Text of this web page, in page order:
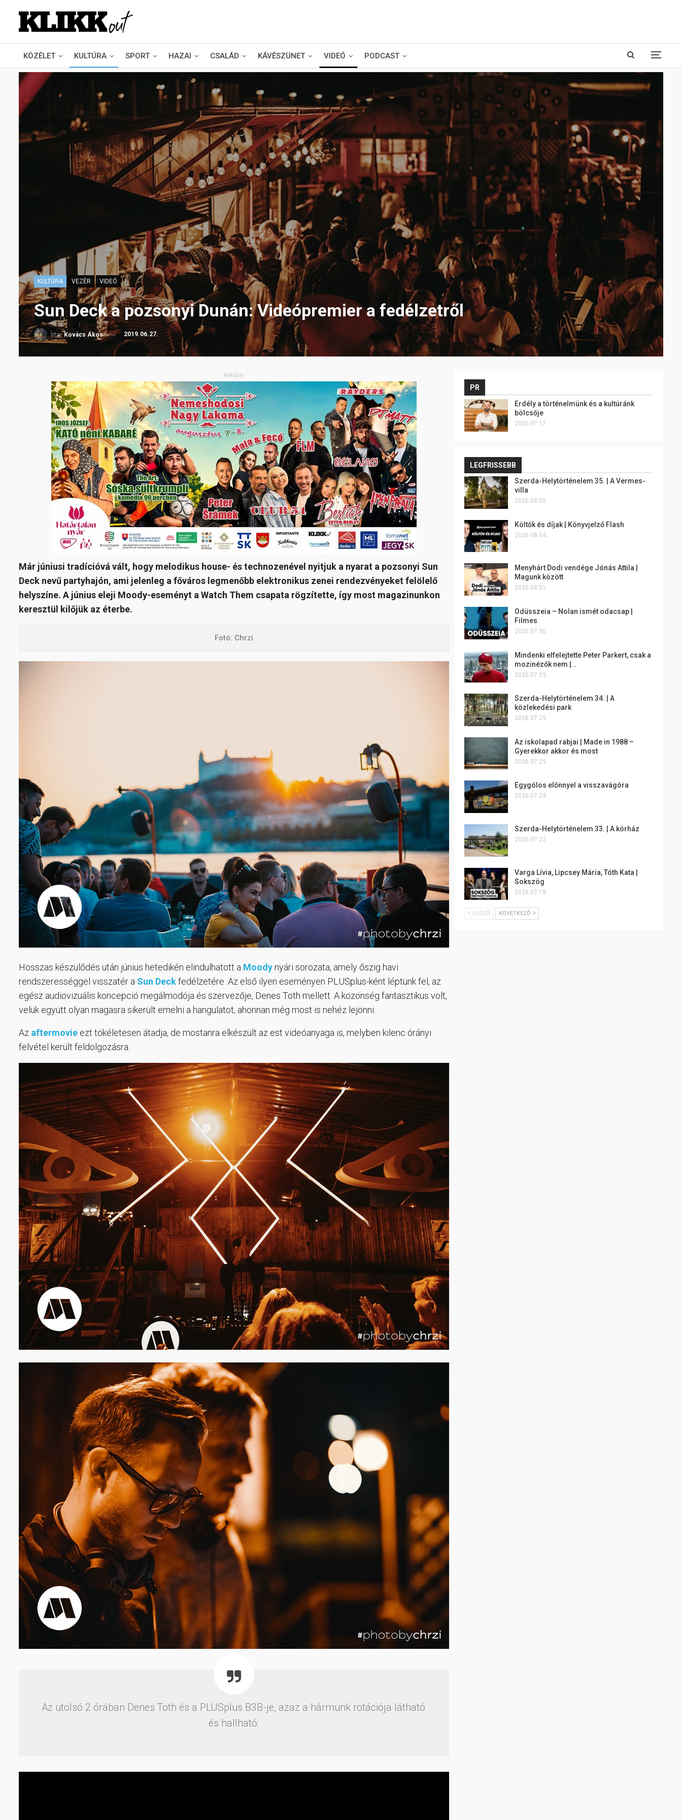
KÖZÉLET KULTÚRA SPORT HAZAI CSALÁD KÁVÉSZÜNET VIDEÓ PODCAST
KULTÚRA VEZÉR VIDEÓ
Sun Deck a pozsonyi Dunán: Videópremier a fedélzetről
Írta:Kovács Ákos 2019.06.27.
Reklám
Már júniusi tradícióvá vált, hogy melodikus house- és technozenével nyitjuk a nyarat a pozsonyi Sun
Deck nevű partyhajón, ami jelenleg a főváros legmenőbb elektronikus zenei rendezvényeket felölelő
helyszíne. A június eleji Moody-eseményt a Watch Them csapata rögzítette, így most magazinunkon
keresztül kilőjük az éterbe.
Fotó: Chrzi
Hosszas készülődés után június hetedikén elindulhatott a Moodynyári sorozata, amely őszig havi
rendszerességgel visszatér a Sun Deckfedélzetére. Az első ilyen eseményen PLUSplus-ként léptünk fel, az
egész audiovizuális koncepció megálmodója és szervezője, Denes Toth mellett. A közönség fantasztikus volt,
velük együtt olyan magasra sikerült emelni a hangulatot, ahonnan még most is nehéz lejönni.
Az aftermovie ezt tökéletesen átadja, de mostanra elkészült az est videóanyaga is, melyben kilenc órányi
felvétel került feldolgozásra.
Az utolsó 2 órában Denes Toth és a PLUSplus B3B-je, azaz a hármunk rotációja látható
és hallható:
PR
Erdély a történelmünk és a kultúránk
bölcsője
2025.07.17.
LEGFRISSEBB
Szerda-Helytörténelem 35. | A Vermes-
villa
2026.08.05.
Költők és díjak | Könyvjelző Flash
2026.08.04.
Menyhárt Dodi vendége Jónás Attila |
Magunk között
2026.08.01.
Odüsszeia – Nolan ismét odacsap |
Filmes
2026.07.30.
Mindenki elfelejtette Peter Parkert, csak a
mozinézők nem |…
2026.07.29.
Szerda-Helytörténelem 34. | A
közlekedési park
2026.07.29.
Az iskolapad rabjai | Made in 1988 –
Gyerekkor akkor és most
2026.07.29.
Egygólos előnnyel a visszavágóra
2026.07.24.
Szerda-Helytörténelem 33. | A kórház
2026.07.22.
Varga Lívia, Lipcsey Mária, Tóth Kata |
Sokszög
2026.07.18.
ELŐZŐ KÖVETKEZŐ